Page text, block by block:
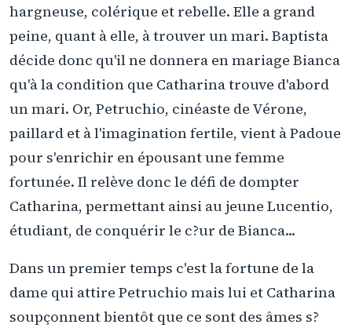
hargneuse, colérique et rebelle. Elle a grand
peine, quant à elle, à trouver un mari. Baptista
décide donc qu'il ne donnera en mariage Bianca
qu'à la condition que Catharina trouve d'abord
un mari. Or, Petruchio, cinéaste de Vérone,
paillard et à l'imagination fertile, vient à Padoue
pour s'enrichir en épousant une femme
fortunée. Il relève donc le défi de dompter
Catharina, permettant ainsi au jeune Lucentio,
étudiant, de conquérir le c?ur de Bianca...
Dans un premier temps c'est la fortune de la
dame qui attire Petruchio mais lui et Catharina
soupçonnent bientôt que ce sont des âmes s?